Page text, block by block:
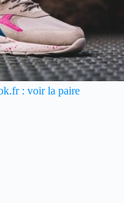
: voir la paire